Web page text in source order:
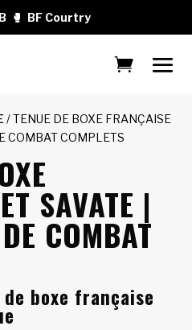
🥊 BF Courtry
/ TENUE DE BOXE FRANÇAISE
COMBAT COMPLETS
SAVATE |
COMBAT
boxe française